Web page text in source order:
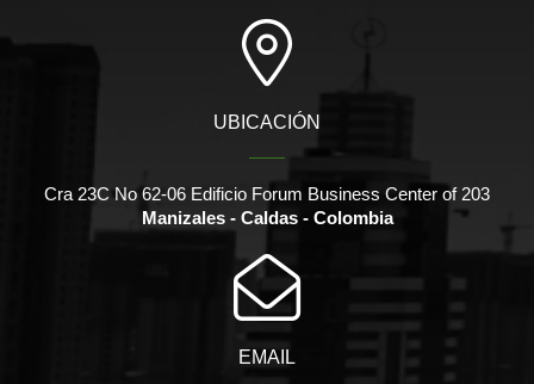
UBICACIÓN
Cra 23C No 62-06 Edificio Forum Business Center of 203
Manizales - Caldas - Colombia
EMAIL